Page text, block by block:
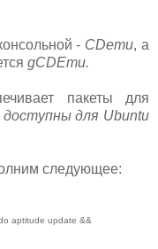
- CDemu, а
gCDEmu.
пакеты для
доступны для Ubuntu
следующее:
aptitude update &&